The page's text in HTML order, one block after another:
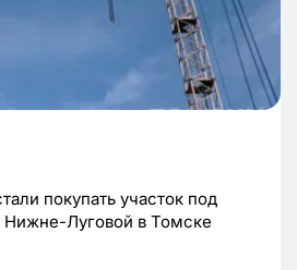
покупать участок под
Луговой в Томске